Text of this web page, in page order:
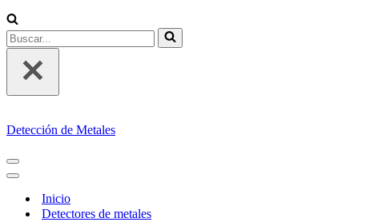
Buscar...
Detección de Metales
MENÚ
DE
NAVEGACIÓN
MENÚ
DE
NAVEGACIÓN
Inicio
Detectores de metales